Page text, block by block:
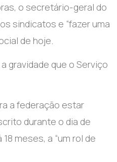
o secretário-geral do
sindicatos e “fazer uma
de hoje.
gravidade que o Serviço
a federação estar
durante o dia de
meses, a “um rol de